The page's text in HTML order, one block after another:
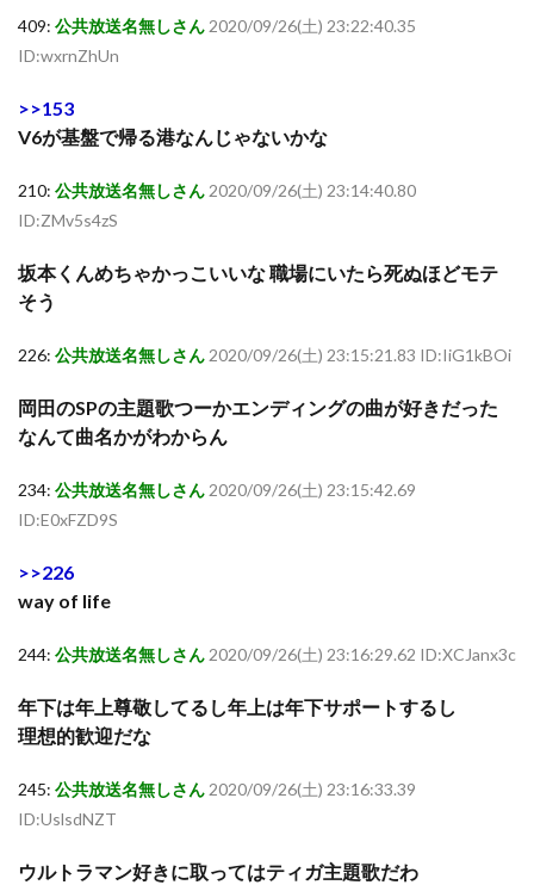
409: 公共放送名無しさん2020/09/26(土) 23:22:40.35
ID:wxrnZhUn
>>153
V6が基盤で帰る港なんじゃないかな
210: 公共放送名無しさん2020/09/26(土) 23:14:40.80
ID:ZMv5s4zS
坂本くんめちゃかっこいいな 職場にいたら死ぬほどモテ
そう
226: 公共放送名無しさん2020/09/26(土) 23:15:21.83 ID:IiG1kBOi
岡田のSPの主題歌つーかエンディングの曲が好きだった
なんて曲名かがわからん
234: 公共放送名無しさん2020/09/26(土) 23:15:42.69
ID:E0xFZD9S
>>226
way of life
244: 公共放送名無しさん2020/09/26(土) 23:16:29.62 ID:XCJanx3c
年下は年上尊敬してるし年上は年下サポートするし
理想的歓迎だな
245: 公共放送名無しさん2020/09/26(土) 23:16:33.39
ID:UslsdNZT
ウルトラマン好きに取ってはティガ主題歌だわ